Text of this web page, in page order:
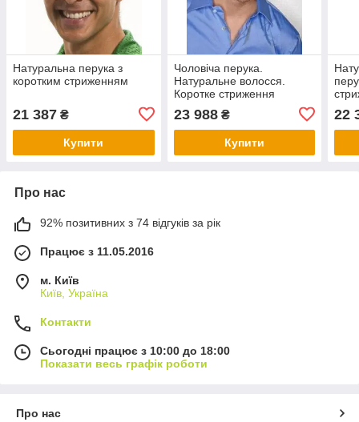
Натуральна перука з
коротким стриженням
21 387 ₴
Купити
Чоловіча перука.
Натуральне волосся.
Коротке стриження
23 988₴
Купити
22
Про нас
92% позитивних з 74 відгуків за рік
Працює з 11.05.2016
м. Київ
Київ, Україна
Контакти
Сьогодні працює з 10:00 до 18:00
Показати весь графік роботи
Про нас